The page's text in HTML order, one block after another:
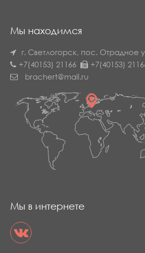
Мы находимся
г. Светлогорск, пос. Отрадное
+7(40153) 21166
+7(40153)
brachert@mail.ru
Мы в интернете